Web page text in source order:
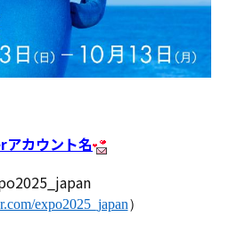
カウント名
expo2025_japan）